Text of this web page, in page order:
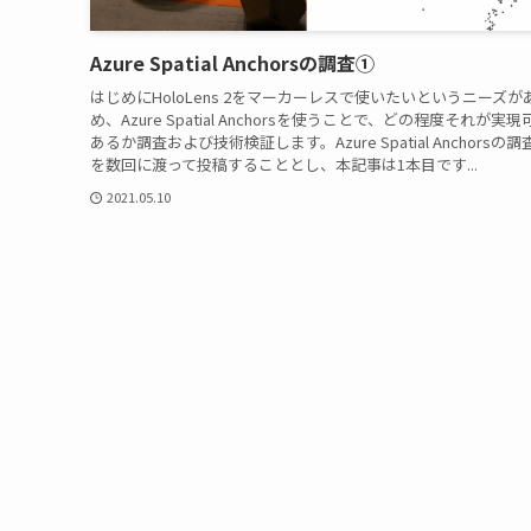
Azure Spatial Anchorsの調査①
はじめにHoloLens 2をマーカーレスで使いたいというニーズが
め、Azure Spatial Anchorsを使うことで、どの程度それが実現
あるか調査および技術検証します。Azure Spatial Anchorsの調
を数回に渡って投稿することとし、本記事は1本目です...
2021.05.10